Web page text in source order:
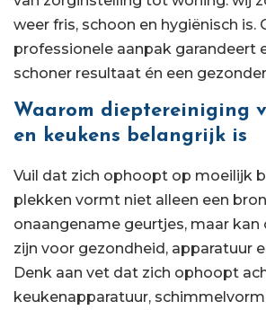
weer fris, schoon en hygiënisch is.
professionele aanpak garandeert
schoner resultaat én een
Waarom dieptereiniging
en keukens belangrijk is
Vuil dat zich ophoopt op moeilijk
plekken vormt niet alleen een
onaangename geurtjes, maar kan
zijn voor gezondheid, apparatuur
Denk aan vet dat zich ophoopt
keukenapparatuur,